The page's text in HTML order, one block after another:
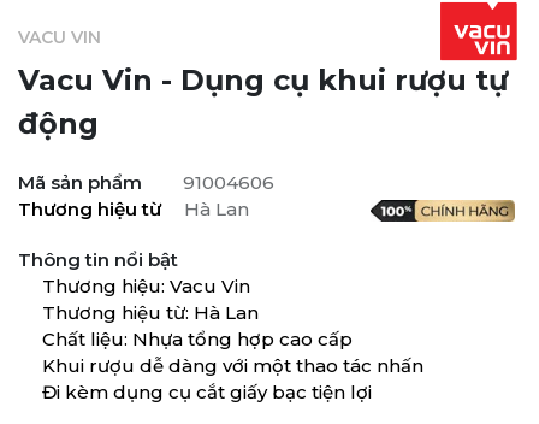
VACU VIN
Vacu Vin - Dụng cụ khui rượu tự
động
Mã sản phẩm
91004606
Thương hiệu từ
Hà Lan
Thông tin nổi bật
Thương hiệu: Vacu Vin
Thương hiệu từ: Hà Lan
Chất liệu: Nhựa tổng hợp cao cấp
Khui rượu dễ dàng với một thao tác nhấn
Đi kèm dụng cụ cắt giấy bạc tiện lợi